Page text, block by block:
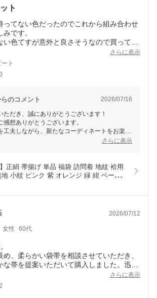
ト
ってない色だったのでこれから組み合わせ
です。
い色てすが意外と良さそうなので買って良
さらに表示
ト
のコメント 2026/07/16
ただき、誠にありがとうございます！
感想ありがとうございます。
工夫しながら、新たなコーディネートをお楽し
さらに表示
】正絹 帯揚げ 単品 福袋 訪問着 地紋 袷用
地 小紋 ピンク 紫 オレンジ 緑 紺 ベージ
2026/07/12
女性 60代
、柔らかい袋帯を相談させていただき、
な帯を提案いただいて購入しました。迅速
間に届きました。ありがとうございまし
さらに表示